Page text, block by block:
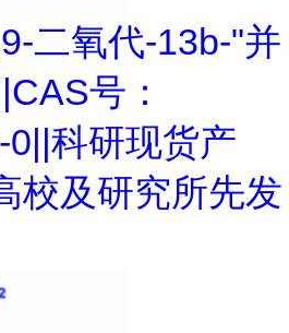
二氧代-13b-"并
号：
科研现货产
校及研究所先发